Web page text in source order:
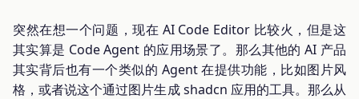
突然在想一个问题，现在 AI Code Editor 比较火，但是这
其实算是 Code Agent 的应用场景了。那么其他的 AI 产品
其实背后也有一个类似的 Agent 在提供功能，比如图片风
格，或者说这个通过图片生成 shadcn 应用的工具。那么从